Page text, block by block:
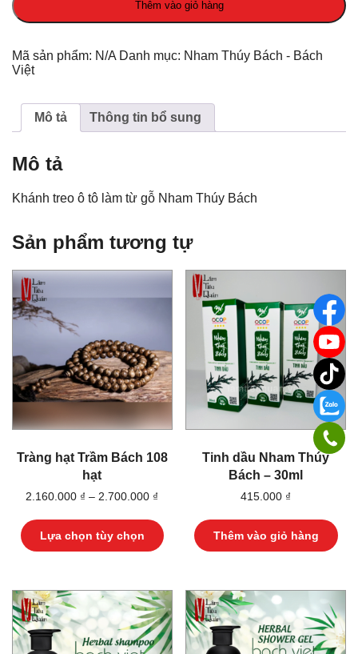
Thúy
Bách
lượng
Thêm vào giỏ hàng
Mã sản phẩm: N/A Danh mục: Nham Thúy Bách - Bách
Việt
Mô tả Thông tin bổ sung
Mô tả
Khánh treo ô tô làm từ gỗ Nham Thúy Bách
Sản phẩm tương tự
Tràng hạt Trầm Bách 108
hạt
2.160.000 ₫ –2.700.000 ₫
Lựa chọn tùy chọn
phẩm
này
thể.
Các
tùy
chọn
Tinh dầu Nham Thúy
Bách – 30ml
415.000 ₫
Thêm vào giỏ hàng